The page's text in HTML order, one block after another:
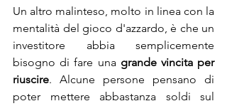
Un altro malinteso, molto in linea con la
mentalità del gioco d'azzardo, è che un
investitore abbia semplicemente
bisogno di fare una grande vincita per
riuscire. Alcune persone pensano di
poter mettere abbastanza soldi sul